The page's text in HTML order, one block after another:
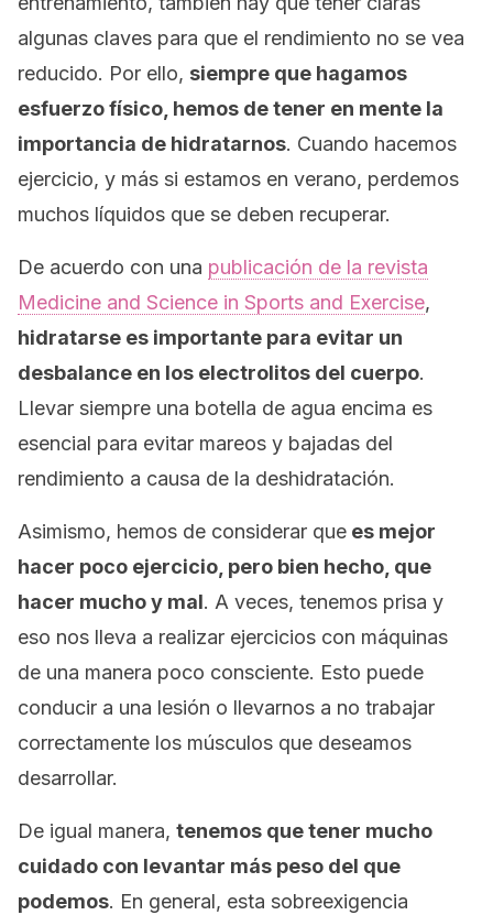
algunas claves para que el rendimiento no se vea
reducido. Por ello, siempre que hagamos
esfuerzo físico, hemos de tener en mente la
importancia de hidratarnos. Cuando hacemos
ejercicio, y más si estamos en verano, perdemos
muchos líquidos que se deben recuperar.
De acuerdo con una publicación de la revista
Medicine and Science in Sports and Exercise,
hidratarse es importante para evitar un
desbalance en los electrolitos del cuerpo.
Llevar siempre una botella de agua encima es
esencial para evitar mareos y bajadas del
rendimiento a causa de la deshidratación.
Asimismo, hemos de considerar que es mejor
hacer poco ejercicio, pero bien hecho, que
hacer mucho y mal. A veces, tenemos prisa y
eso nos lleva a realizar ejercicios con máquinas
de una manera poco consciente. Esto puede
conducir a una lesión o llevarnos a no trabajar
correctamente los músculos que deseamos
desarrollar.
De igual manera, tenemos que tener mucho
cuidado con levantar más peso del que
podemos. En general, esta sobreexigencia